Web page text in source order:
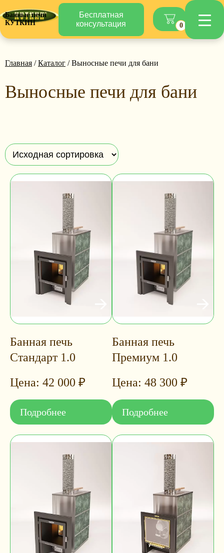
Банные печи
КУТКИН
Бесплатная
консультация
0
Главная /Каталог / Выносные печи для бани
Выносные печи для бани
Банная печь
Стандарт 1.0
42 000 ₽
Подробнее
Банная печь
Премиум 1.0
48 300 ₽
Подробнее